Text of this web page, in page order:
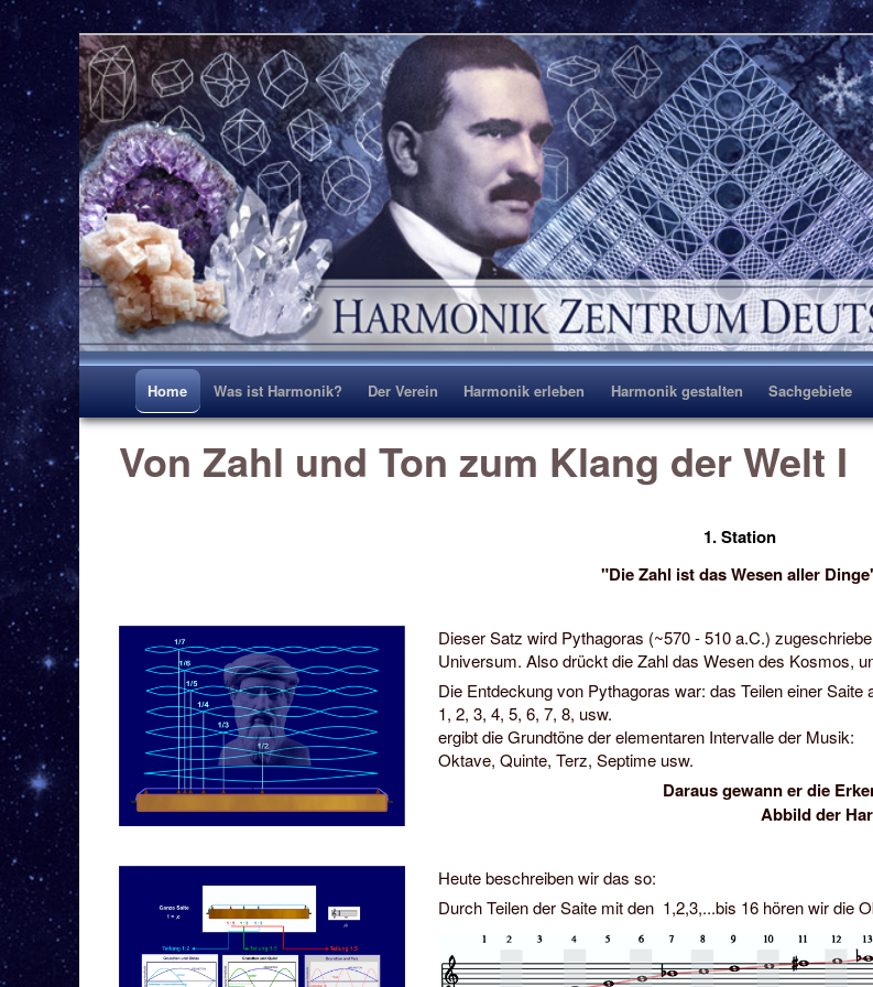
Harmonik Zentrum Deutschland e.V.
Harmonik erleben und gestalten TEST
Hauptmenü
Inhalt
Home Was ist Harmonik? Der Verein Harmonik erleben Harmonik gestalten Sachgebiete
Von Zahl und Ton zum Klang der Welt I
1. Station
"Die Zahl ist das Wesen aller
Dieser Satz wird Pythagoras (~570 - 510 a.C.)
Universum. Also drückt die Zahl das Wesen des Kosmos,
Die Entdeckung von Pythagoras war: das Teilen einer
1, 2, 3, 4, 5, 6, 7, 8, usw.
ergibt die Grundtöne der elementaren Intervalle der Musik:
Oktave, Quinte, Terz, Septime usw.
Daraus gewann er die
Abbild der
Heute beschreiben wir das so:
Durch Teilen der Saite mit den 1,2,3,...bis 16 hören wir die